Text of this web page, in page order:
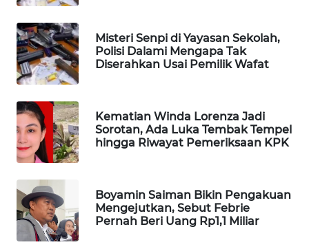
Misteri Senpi di Yayasan Sekolah,
Polisi Dalami Mengapa Tak
Diserahkan Usai Pemilik Wafat
Kematian Winda Lorenza Jadi
Sorotan, Ada Luka Tembak Tempel
hingga Riwayat Pemeriksaan KPK
Boyamin Saiman Bikin Pengakuan
Mengejutkan, Sebut Febrie
Pernah Beri Uang Rp1,1 Miliar
KONSUMEN
LISTRIK
MASYARAKAT
WALINKI
ID
MAWAKA
ID
MARTABAT
NET